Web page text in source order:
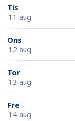
Tis
11 aug
Ons
12 aug
Tor
13 aug
Fre
14 aug